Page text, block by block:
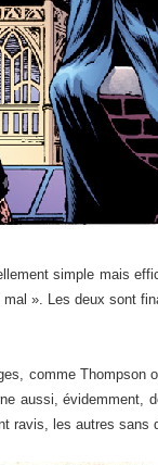
simple mais
». Les deux sont
comme Thompson
aussi, évidemment,
ravis, les autres sans